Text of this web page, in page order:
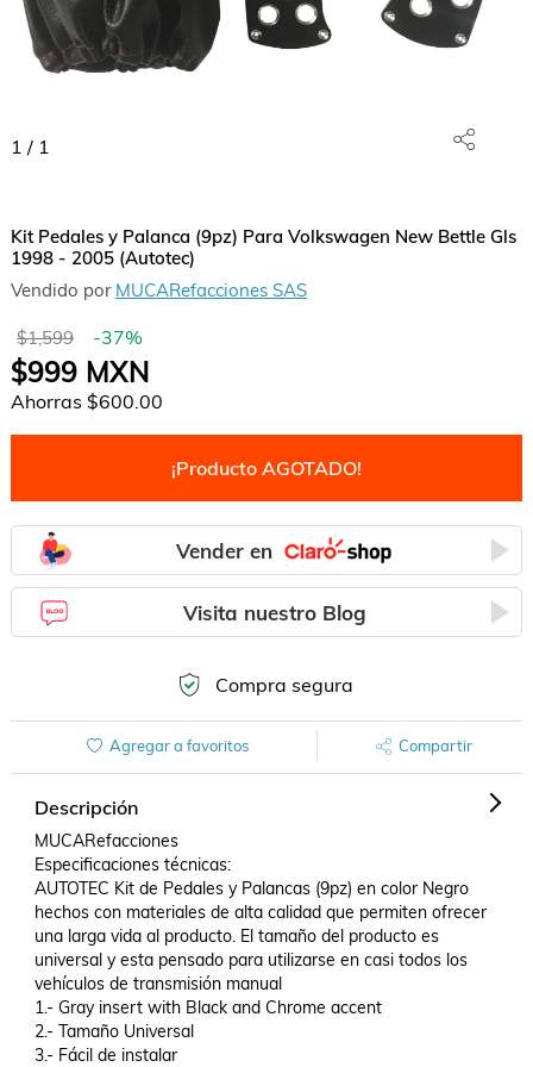
1 / 1
Kit Pedales y Palanca (9pz) Para Volkswagen New Bettle Gls
1998 - 2005 (Autotec)
Vendido por MUCARefacciones SAS
$1,599 -37%
$999MXN
Ahorras $600.00
¡Producto AGOTADO!
Vender en
Visita nuestro Blog
Compra segura
Agregar a favoritos Compartir
Descripción
MUCARefacciones
Especificaciones técnicas:
AUTOTEC Kit de Pedales y Palancas (9pz) en color Negro
hechos con materiales de alta calidad que permiten ofrecer
una larga vida al producto. El tamaño del producto es
universal y esta pensado para utilizarse en casi todos los
vehículos de transmisión manual
1.- Gray insert with Black and Chrome accent
2.- Tamaño Universal
3.- Fácil de instalar